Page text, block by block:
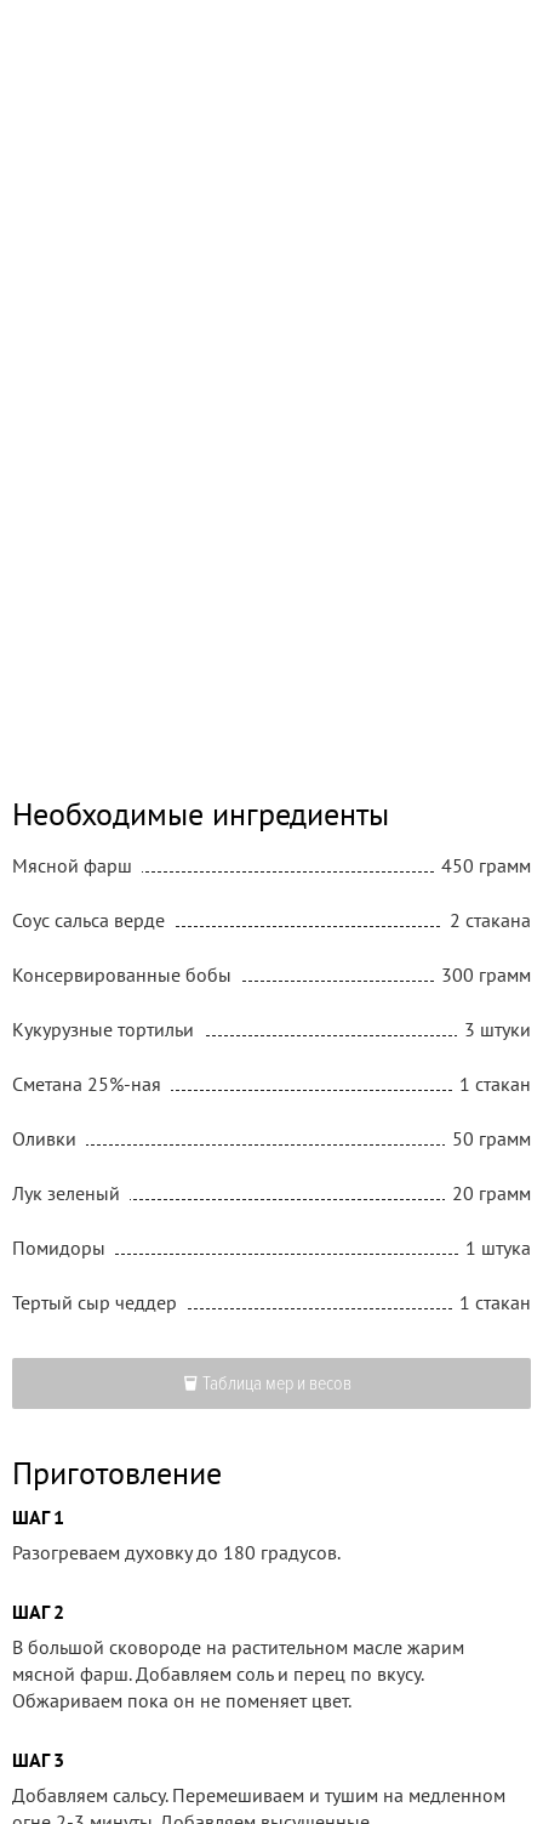
Необходимые ингредиенты
Мясной фарш 450 грамм
Соус сальса верде 2 стакана
Консервированные бобы 300 грамм
Кукурузные тортильи 3 штуки
Сметана 25%-ная 1 стакан
Оливки 50 грамм
Лук зеленый 20 грамм
Помидоры 1 штука
Тертый сыр чеддер 1 стакан
Таблица мер и весов
Приготовление
ШАГ 1
Разогреваем духовку до 180 градусов.
ШАГ 2
В большой сковороде на растительном масле жарим
мясной фарш. Добавляем соль и перец по вкусу.
Обжариваем пока он не поменяет цвет.
ШАГ 3
Добавляем сальсу. Перемешиваем и тушим на медленном